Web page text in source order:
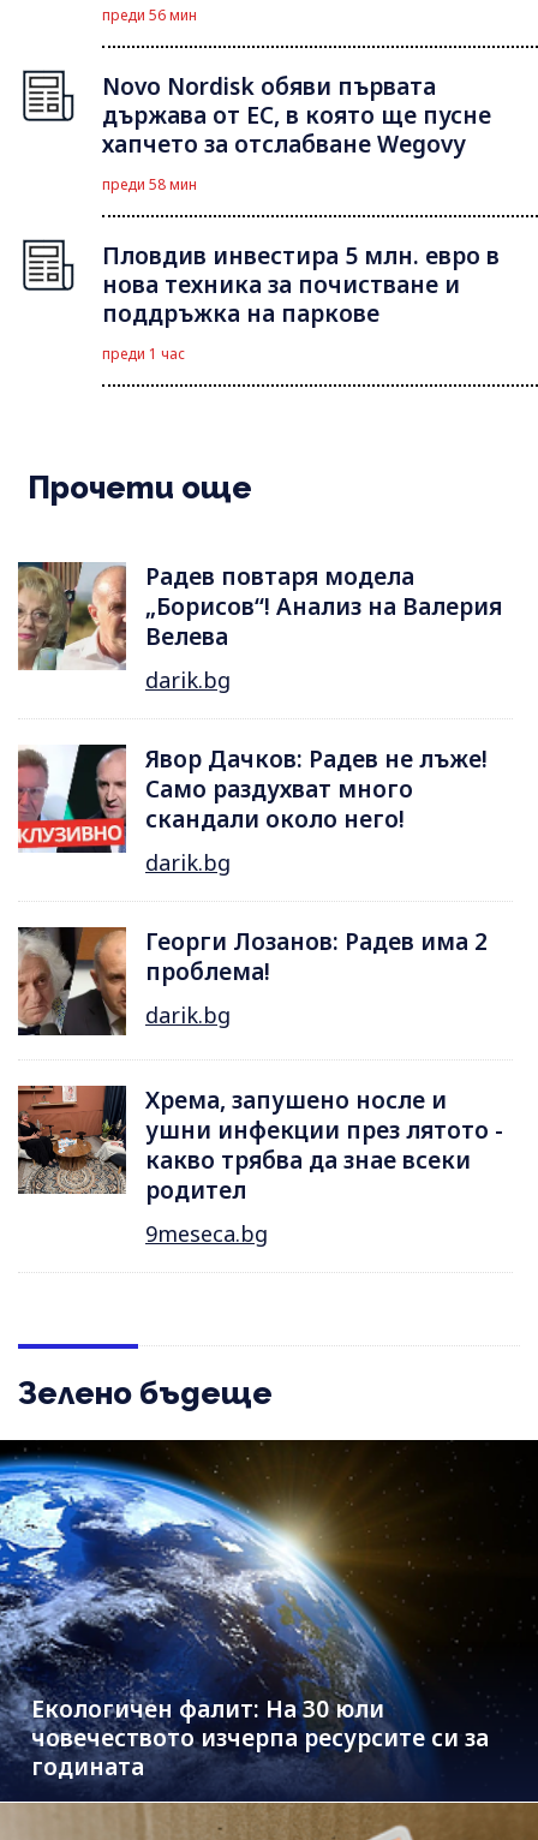
преди 56 мин
Novo Nordisk обяви първата
държава от ЕС, в която ще пусне
хапчето за отслабване Wegovy
преди 58 мин
Пловдив инвестира 5 млн. евро в
нова техника за почистване и
поддръжка на паркове
преди 1 час
Прочети още
Радев повтаря модела
„Борисов“! Анализ на Валерия
Велева
darik.bg
Явор Дачков: Радев не лъже!
Само раздухват много
скандали около него!
darik.bg
Георги Лозанов: Радев има 2
проблема!
darik.bg
Хрема, запушено носле и
ушни инфекции през лятотo -
какво трябва да знае всеки
родител
9meseca.bg
Зелено бъдеще
Екологичен фалит: На 30 юли
човечеството изчерпа ресурсите си за
годината